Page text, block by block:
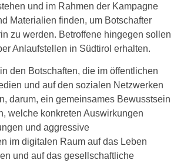
und im Rahmen der Kampagne
Materialien finden, um Botschafter
zu werden. Betroffene hingegen sollen
Anlaufstellen in Südtirol erhalten.
den Botschaften, die im öffentlichen
und auf den sozialen Netzwerken
darum, ein gemeinsames Bewusstsein
welche konkreten Auswirkungen
und aggressive
im digitalen Raum auf das Leben
und auf das gesellschaftliche